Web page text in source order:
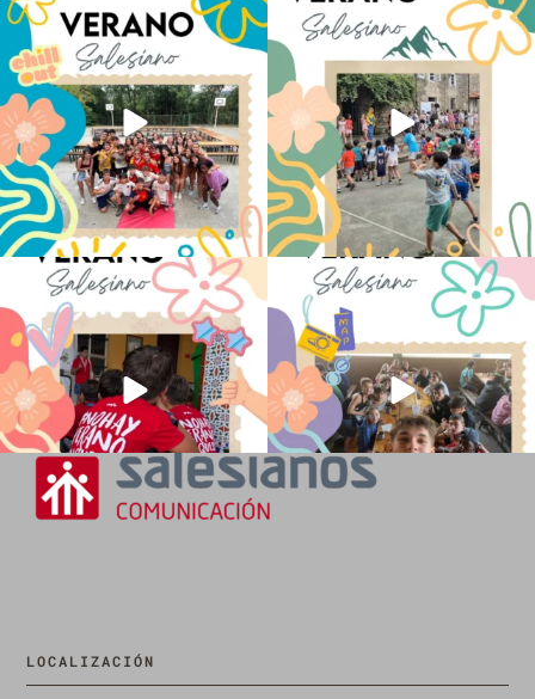
Los alumnos de 6º de Primaria, 1º y 2º
de la ESO...
145 2
La diversión y la alegría también se han
sentido...
93 0
No hay verano sin que sea Salesiano ❤️
💫 en Luz 4
...
0
viviendo la alegría en el campamento
...
2
LOCALIZACIÓN